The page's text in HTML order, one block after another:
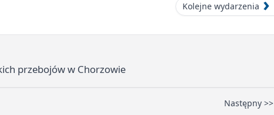
Kolejne wydarzenia
przebojów w Chorzowie
Następny >>